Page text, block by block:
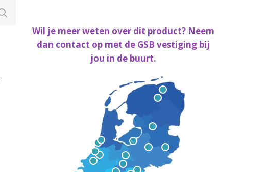
Wil je meer weten over dit product? Neem
dan contact op met de GSB vestiging bij
jou in de buurt.